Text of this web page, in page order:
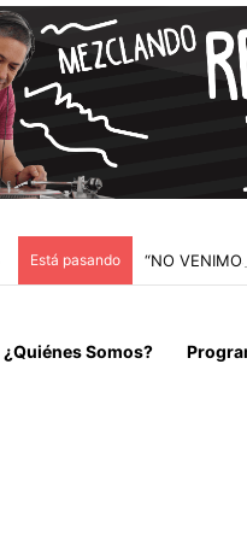
Está pasando “NO
¿Quiénes Somos?